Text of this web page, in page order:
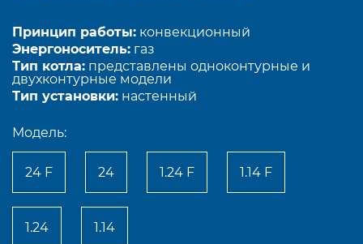
Принцип работы: конвекционный
Энергоноситель: газ
Тип котла: представлены одноконтурные и
двухконтурные модели
Тип установки: настенный
Модель:
24 F 24 1.24 F 1.14 F
1.24 1.14